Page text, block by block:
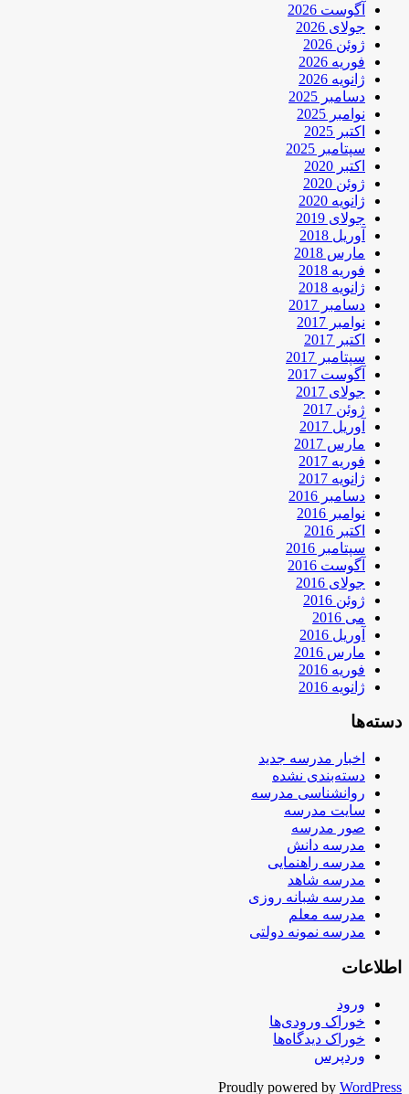
آگوست 2026
جولای 2026
ژوئن 2026
فوریه 2026
ژانویه 2026
دسامبر 2025
نوامبر 2025
اکتبر 2025
سپتامبر 2025
اکتبر 2020
ژوئن 2020
ژانویه 2020
جولای 2019
آوریل 2018
مارس 2018
فوریه 2018
ژانویه 2018
دسامبر 2017
نوامبر 2017
اکتبر 2017
سپتامبر 2017
آگوست 2017
جولای 2017
ژوئن 2017
آوریل 2017
مارس 2017
فوریه 2017
ژانویه 2017
دسامبر 2016
نوامبر 2016
اکتبر 2016
سپتامبر 2016
آگوست 2016
جولای 2016
ژوئن 2016
می 2016
آوریل 2016
مارس 2016
فوریه 2016
ژانویه 2016
دسته‌ها
اخبار مدرسه جدید
دسته‌بندی نشده
روانشناسی مدرسه
سایت مدرسه
صور مدرسه
مدرسه دانش
مدرسه راهنمایی
مدرسه شاهد
مدرسه شبانه روزی
مدرسه معلم
مدرسه نمونه دولتی
اطلاعات
ورود
خوراک ورودی‌ها
خوراک دیدگاه‌ها
وردپرس
Proudly powered by WordPress